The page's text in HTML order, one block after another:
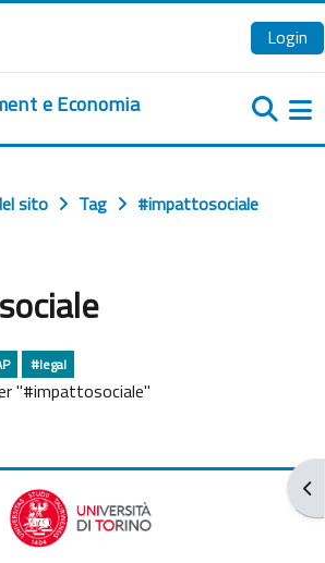
Login
e Economia
sito Tag #impattosociale
#legal
"#impattosociale"